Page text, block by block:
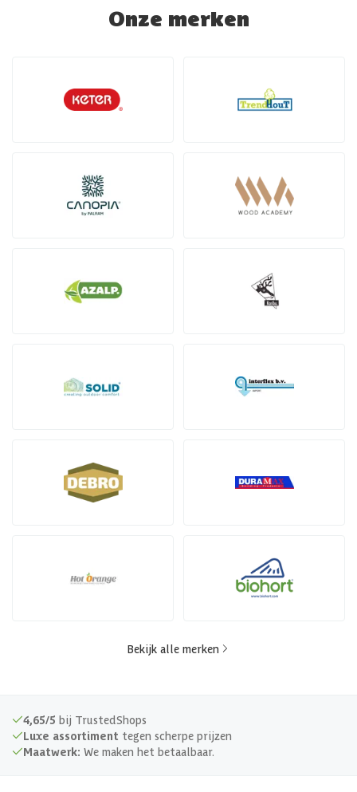
Onze merken
Bekijk alle merken
4,65/5 bij TrustedShops
Luxe assortiment tegen scherpe prijzen
Maatwerk: We maken het betaalbaar.